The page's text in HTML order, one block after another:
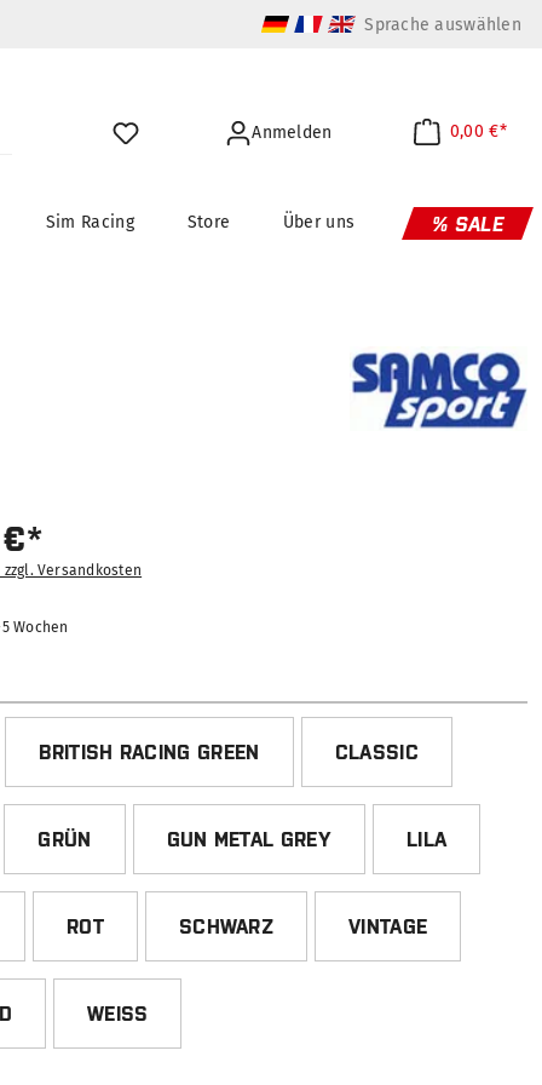
Sprache auswählen
Anmelden 0,00 €*
Sim Racing Store Über uns % SALE
Versandkosten
Wochen
BRITISH RACING GREEN CLASSIC
GRÜN GUN METAL GREY LILA
ROT SCHWARZ VINTAGE
WEISS